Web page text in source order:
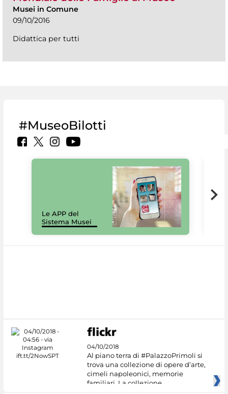
Musei in Comune
09/10/2016
Didattica per tutti
#MuseoBilotti
Le APP del
Sistema Musei
04/10/2018
Al piano terra di #PalazzoPrimoli si
trova una collezione di opere d’arte,
cimeli napoleonici, memorie
familiari. La collezione